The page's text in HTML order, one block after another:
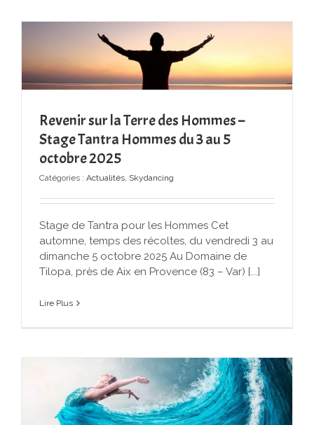
Revenir sur la Terre des Hommes –
Stage Tantra Hommes du 3 au 5
octobre 2025
Catégories : Actualités Skydancing
Stage de Tantra pour les Hommes Cet
automne, temps des récoltes, du vendredi 3 au
dimanche 5 octobre 2025 Au Domaine de
Tilopa, près de Aix en Provence (83 – Var) [...]
Lire Plus